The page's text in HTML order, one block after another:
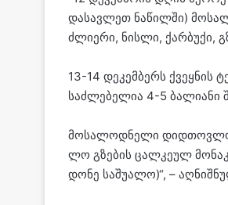
და­სავ­ლეთ ნა­წილ­ში)
ძლი­ე­რი, ნის­ლი, ქარ­ბუ­ქი,
13-14 დე­კემ­ბერს
საძ­ლე­ბე­ლია 4-5 ბა­ლი­ა­ნი
მო­სა­ლოდ­ნე­ლი
ლო გზე­ბის ცალ­კე­ულ
დონე სა­შუ­ა­ლო)“, –